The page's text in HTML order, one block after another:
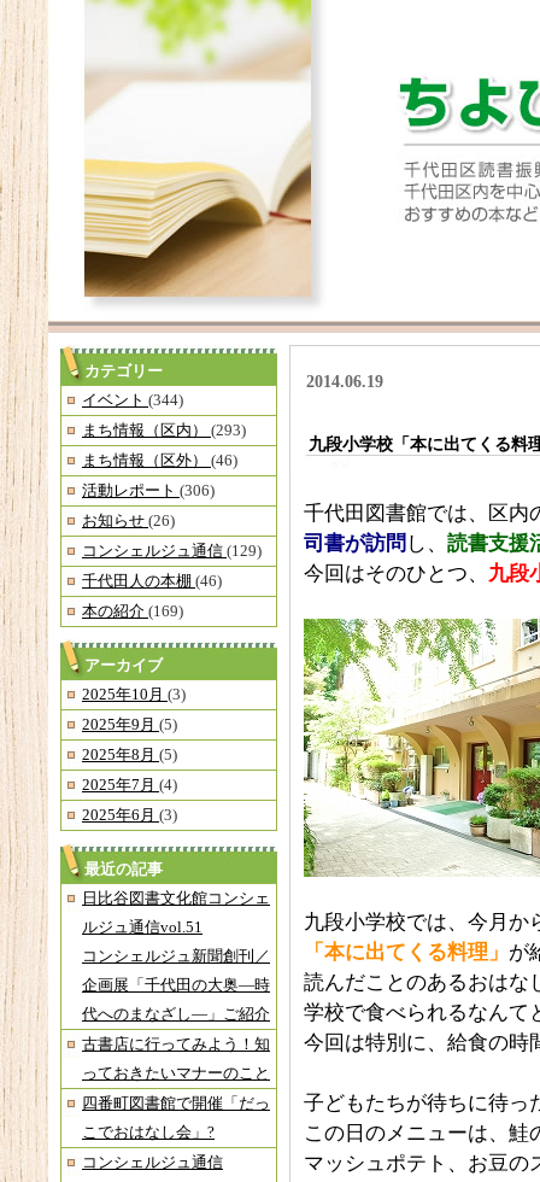
カテゴリー
イベント (344)
まち情報（区内） (293)
まち情報（区外） (46)
活動レポート (306)
お知らせ (26)
コンシェルジュ通信 (129)
千代田人の本棚 (46)
本の紹介 (169)
アーカイブ
2025年10月 (3)
2025年9月 (5)
2025年8月 (5)
2025年7月 (4)
2025年6月 (3)
最近の記事
日比谷図書文化館コンシェ
ルジュ通信vol.51
コンシェルジュ新聞創刊／
企画展「千代田の大奥―時
代へのまなざし―」ご紹介
古書店に行ってみよう！知
っておきたいマナーのこと
四番町図書館で開催「だっ
こでおはなし会」?
コンシェルジュ通信
2014.06.19
九段小学校「本に出てくる料
千代田図書館では、区内
司 書が訪問 し、 読書支援
今回はそのひとつ、 九段
九段小学校では、今月か
「本に出てくる料理」 が
読んだことのあるおはな
学校で食べられるなんて
今回は特別に、給食の時
子どもたちが待ちに待っ
この日のメニューは、鮭
マッシュポテト、お豆の